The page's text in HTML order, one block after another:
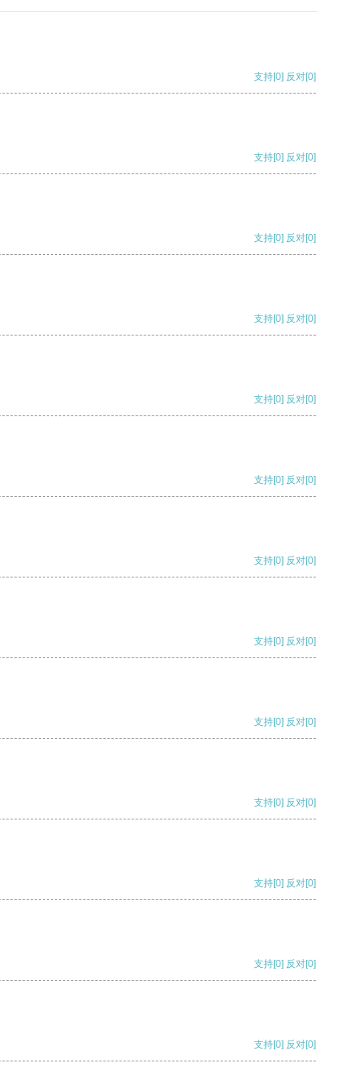
支持[0] 反对[0]
支持[0] 反对[0]
支持[0] 反对[0]
支持[0] 反对[0]
支持[0] 反对[0]
支持[0] 反对[0]
支持[0] 反对[0]
支持[0] 反对[0]
支持[0] 反对[0]
支持[0] 反对[0]
支持[0] 反对[0]
支持[0] 反对[0]
支持[0] 反对[0]